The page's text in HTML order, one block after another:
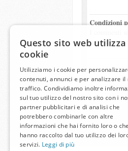
Condizioni
I commenti
commenti
Questo sito web utilizza
cookie
Utilizziamo i cookie per
contenuti, annunci e per analizzare il
traffico. Condividiamo inoltre
sul tuo utilizzo del nostro sito con i
partner pubblicitari e di analisi che
potrebbero combinarle con altre
informazioni che hai fornito loro o che
hanno raccolto dal tuo utilizzo dei
servizi. Leggi di più